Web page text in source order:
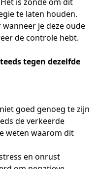
te laten houden.
je deze oude
de controle hebt.
tegen dezelfde
goed genoeg te zijn
de verkeerde
weten waarom dit
en onrust